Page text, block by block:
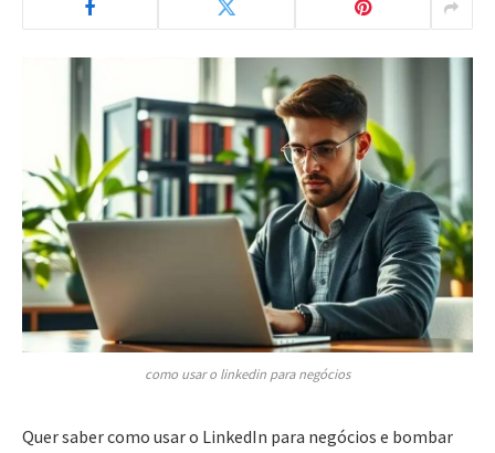
como usar o linkedin para negócios
Quer saber como usar o LinkedIn para negócios e bombar